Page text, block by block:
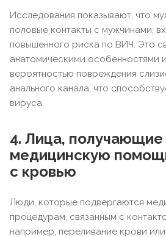
Исследования показывают, что
половые контакты с мужчинами,
повышенного риска по ВИЧ. Это
анатомическими особенностями
вероятностью повреждения
анального канала, что
вируса.
4. Лица, получающие
медицинскую
с кровью
Люди, которые подвергаются
процедурам, связанным с
например, переливание крови